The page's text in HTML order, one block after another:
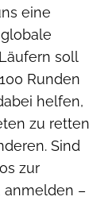
eine
soll
Runden
helfen,
zu retten
Sind
zur
anmelden –